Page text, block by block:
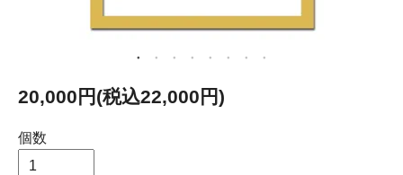
20,000円(税込22,000円)
個数